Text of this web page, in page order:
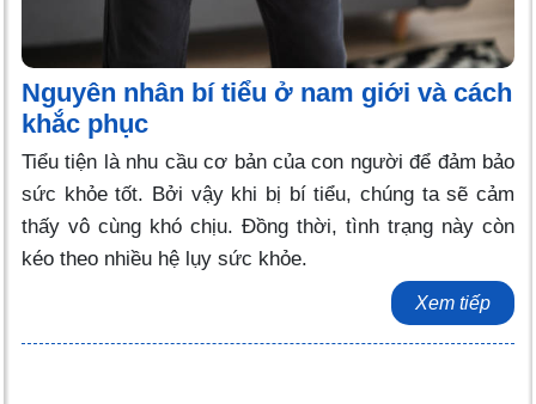
Nguyên nhân bí tiểu ở nam giới và cách
khắc phục
Tiểu tiện là nhu cầu cơ bản của con người để đảm bảo
sức khỏe tốt. Bởi vậy khi bị bí tiểu, chúng ta sẽ cảm
thấy vô cùng khó chịu. Đồng thời, tình trạng này còn
kéo theo nhiều hệ lụy sức khỏe.
Xem tiếp